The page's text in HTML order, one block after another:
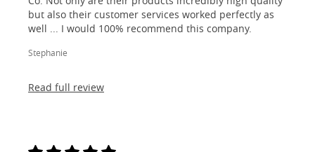
but also their customer services worked perfectly as
well ... I would 100% recommend this company.
Stephanie
Read full review